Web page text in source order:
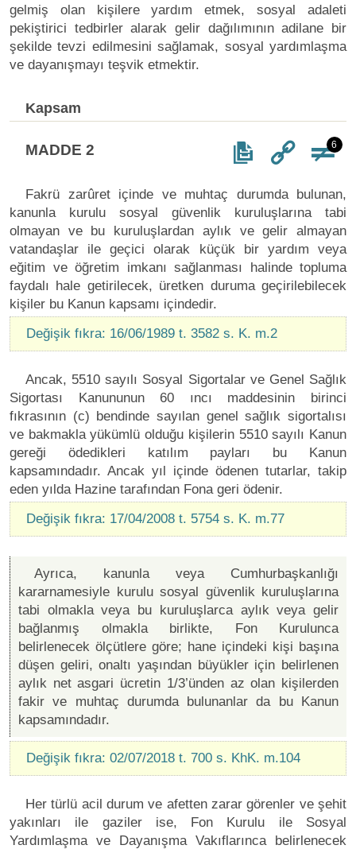
gelmiş olan kişilere yardım etmek, sosyal adaleti
pekiştirici tedbirler alarak gelir dağılımının adilane bir
şekilde tevzi edilmesini sağlamak, sosyal yardımlaşma
ve dayanışmayı teşvik etmektir.
Kapsam
MADDE 2 6
Fakrü zarûret içinde ve muhtaç durumda bulunan,
kanunla kurulu sosyal güvenlik kuruluşlarına tabi
olmayan ve bu kuruluşlardan aylık ve gelir almayan
vatandaşlar ile geçici olarak küçük bir yardım veya
eğitim ve öğretim imkanı sağlanması halinde topluma
faydalı hale getirilecek, üretken duruma geçirilebilecek
kişiler bu Kanun kapsamı içindedir.
Değişik fıkra: 16/06/1989 t. 3582 s. K. m.2
Ancak, 5510 sayılı Sosyal Sigortalar ve Genel Sağlık
Sigortası Kanununun 60 ıncı maddesinin birinci
fıkrasının (c) bendinde sayılan genel sağlık sigortalısı
ve bakmakla yükümlü olduğu kişilerin 5510 sayılı Kanun
gereği ödedikleri katılım payları bu Kanun
kapsamındadır. Ancak yıl içinde ödenen tutarlar, takip
eden yılda Hazine tarafından Fona geri ödenir.
Değişik fıkra: 17/04/2008 t. 5754 s. K. m.77
Ayrıca, kanunla veya Cumhurbaşkanlığı
kararnamesiyle kurulu sosyal güvenlik kuruluşlarına
tabi olmakla veya bu kuruluşlarca aylık veya gelir
bağlanmış olmakla birlikte, Fon Kurulunca
belirlenecek ölçütlere göre; hane içindeki kişi başına
düşen geliri, onaltı yaşından büyükler için belirlenen
aylık net asgari ücretin 1/3’ünden az olan kişilerden
fakir ve muhtaç durumda bulunanlar da bu Kanun
kapsamındadır.
Değişik fıkra: 02/07/2018 t. 700 s. KhK. m.104
Her türlü acil durum ve afetten zarar görenler ve şehit
yakınları ile gaziler ise, Fon Kurulu ile Sosyal
Yardımlaşma ve Dayanışma Vakıflarınca belirlenecek